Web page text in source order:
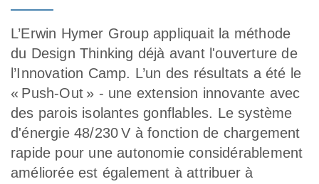
L’Erwin Hymer Group appliquait la méthode
du Design Thinking déjà avant l'ouverture de
l’Innovation Camp. L’un des résultats a été le
« Push-Out » - une extension innovante avec
des parois isolantes gonflables. Le système
d'énergie 48/230 V à fonction de chargement
rapide pour une autonomie considérablement
améliorée est également à attribuer à